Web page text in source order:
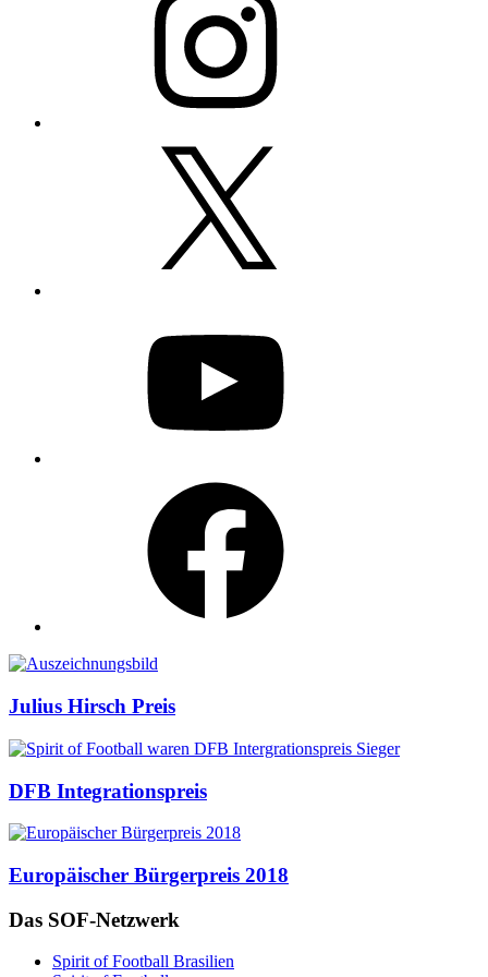
Auszeichnungen
Julius Hirsch Preis
DFB Integrationspreis
Europäischer Bürgerpreis 2018
Das SOF-Netzwerk
Spirit of Football Brasilien